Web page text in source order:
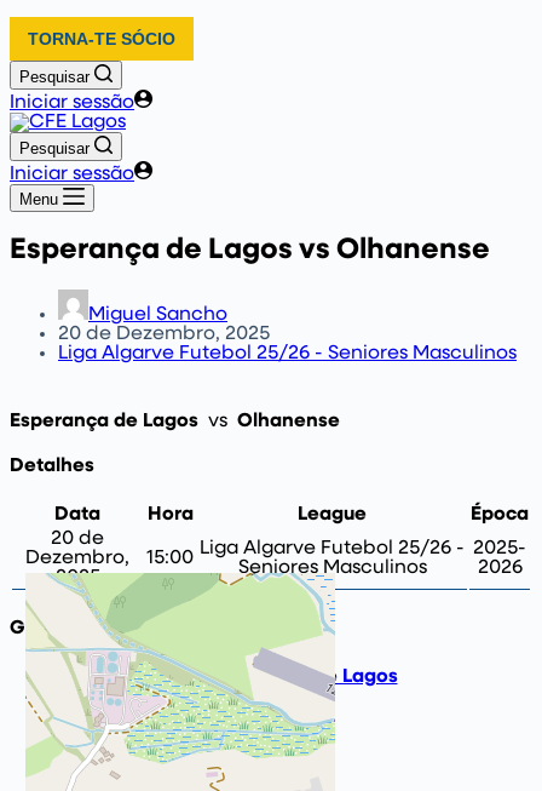
TORNA-TE SÓCIO
Pesquisar
Iniciar sessão
Pesquisar
Iniciar sessão
Menu
Esperança de Lagos vs Olhanense
Miguel Sancho
20 de Dezembro, 2025
Liga Algarve Futebol 25/26 - Seniores Masculinos
Esperança de Lagos vs Olhanense
Detalhes
Data Hora League
Época
20 de
Dezembro,
2025
15:00 Liga Algarve Futebol 25/26 -
Seniores Masculinos
2025-
2026
Ground
Estádio Municipal de Lagos